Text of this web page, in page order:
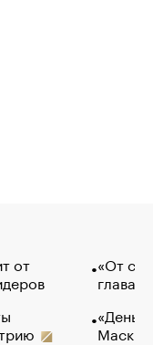
от
«От
глава
Маск в